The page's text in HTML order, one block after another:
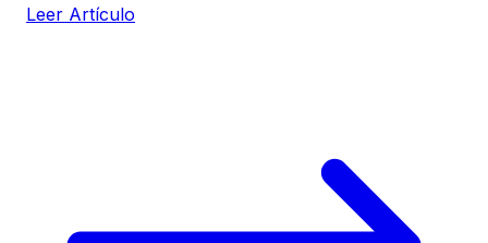
Leer Artículo